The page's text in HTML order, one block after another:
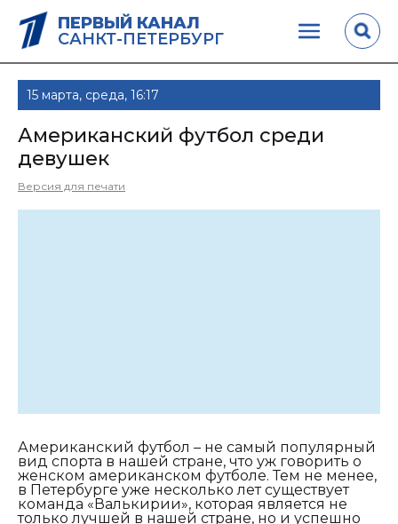
ПЕРВЫЙ КАНАЛ
САНКТ-ПЕТЕРБУРГ
15 марта, среда, 16:17
Американский футбол среди
девушек
Версия для печати
Американский футбол – не самый популярный
вид спорта в нашей стране, что уж говорить о
женском американском футболе. Тем не менее,
в Петербурге уже несколько лет существует
команда «Валькирии», которая является не
только лучшей в нашей стране, но и успешно